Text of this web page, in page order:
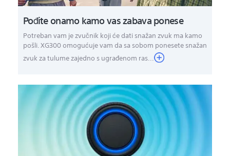
Pođite onamo kamo vas zabava ponese
Potreban vam je zvučnik koji će dati snažan zvuk ma kamo
pošli. XG300 omogućuje vam da sa sobom ponesete snažan
zvuk za tulume zajedno s ugrađenom ras...